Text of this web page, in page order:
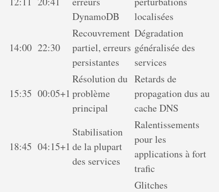
DynamoDB
localisées
14:00 22:30
Recouvrement
partiel, erreurs
persistantes
Dégradation
généralisée des
services
15:35 00:05+1
Résolution du
problème
principal
Retards de
propagation dus au
cache DNS
18:45 04:15+1
Stabilisation
de la plupart
des services
Ralentissements
pour les
applications à fort
trafic
Glitches